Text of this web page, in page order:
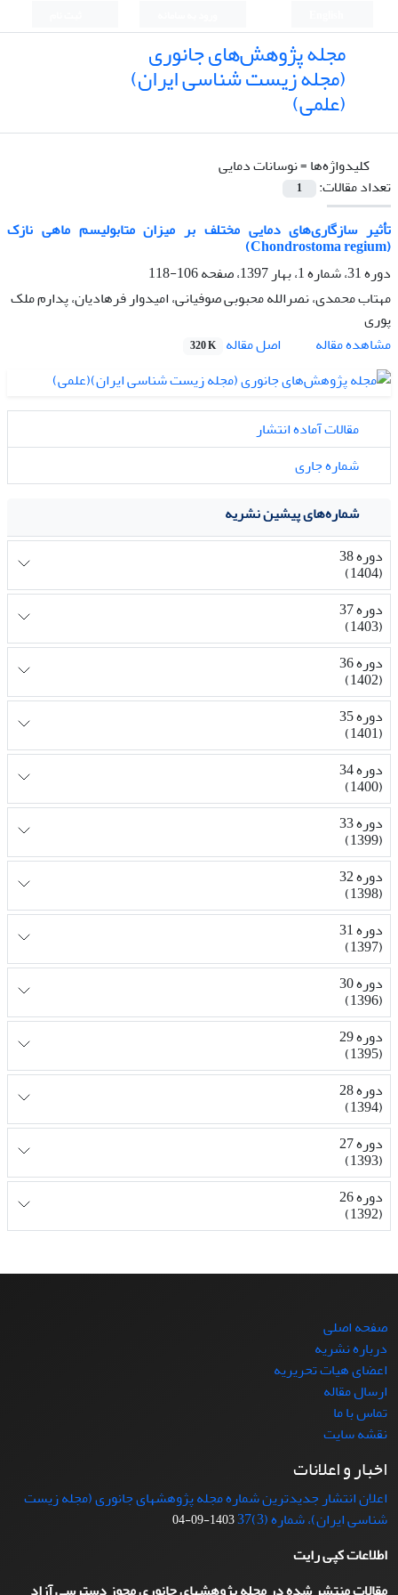
مجله پژوهش‌های جانوری
(مجله زیست شناسی ایران)
(علمی)
کلیدواژه‌ها =نوسانات دمایی
تعداد مقالات:
1
تأثیر سازگاری‌های دمایی مختلف بر میزان متابولیسم ماهی نازک
(Chondrostoma regium)
دوره 31، شماره 1، بهار 1397، صفحه
106-118
مهتاب محمدی، نصرالله محبوبی صوفیانی، امیدوار فرهادیان، پدارم ملک
پوری
مشاهده مقاله
اصل مقاله 320 K
مقالات آماده انتشار
شماره جاری
شماره‌های پیشین نشریه
دوره 38
(1404)
دوره 37
(1403)
دوره 36
(1402)
دوره 35
(1401)
دوره 34
(1400)
دوره 33
(1399)
دوره 32
(1398)
دوره 31
(1397)
دوره 30
(1396)
دوره 29
(1395)
دوره 28
(1394)
دوره 27
(1393)
دوره 26
(1392)
صفحه اصلی
درباره نشریه
اعضای هیات تحریریه
ارسال مقاله
تماس با ما
نقشه سایت
اخبار و اعلانات
اعلان انتشار جدیدترین شماره مجله پژوهشهای جانوری (مجله زیست
شناسی ایران)، شماره (3)37
1403-09-04
اطلاعات کپی رایت